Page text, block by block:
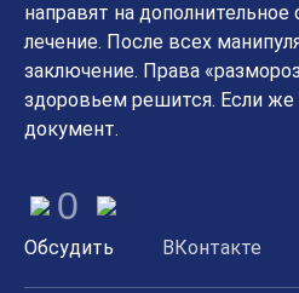
направят на дополнительное
лечение. После всех
заключение. Права
здоровьем решится. Если же
документ.
0
Обсудить ВКонтакте